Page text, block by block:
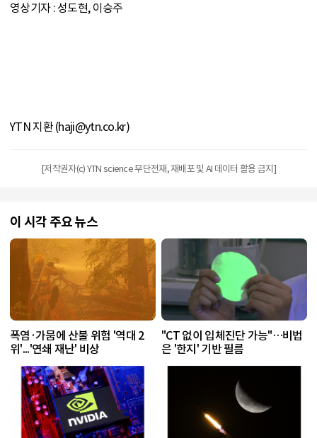
영상기자 : 성도현, 이승주
YTN 지환 (haji@ytn.co.kr)
[저작권자(c) YTN science 무단전재, 재배포 및 AI 데이터 활용 금지]
이 시각 주요 뉴스
폭염·가뭄에 산불 위험 '역대 2
위'...'연쇄 재난' 비상
"CT 없이 입체진단 가능"…비법
은 '한지' 기반 필름